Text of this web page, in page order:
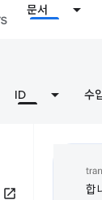
문서
ID 수
합